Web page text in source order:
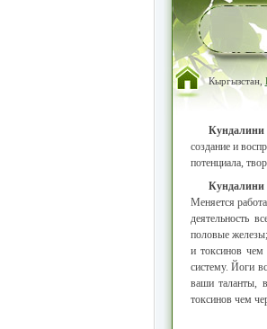
Кыргызстан,
Кундалини
создание и
потенциала,
Кундалини
Меняется
деятельность
половые
и токсинов
систему. Йоги
ваши таланты,
токсинов чем